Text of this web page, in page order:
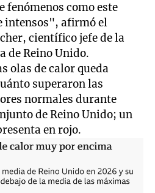
fenómenos como este
intensos", afirmó el
científico jefe de la
de Reino Unido.
olas de calor queda
superaron las
normales durante
de Reino Unido; un
en rojo.